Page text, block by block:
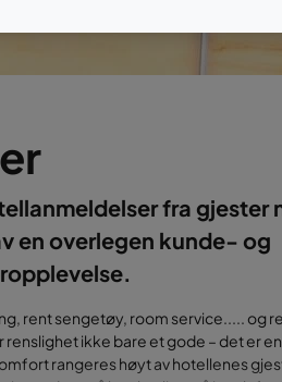
fra gjester
en overlegen kunde- og
rent sengetøy, room service..... og
renslighet ikke bare et gode – det er
rangeres høyt av hotellenes